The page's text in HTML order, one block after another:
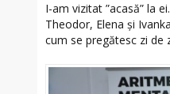
I-am vizitat ”acasă” la
Theodor, Elena și
cum se pregătesc zi de